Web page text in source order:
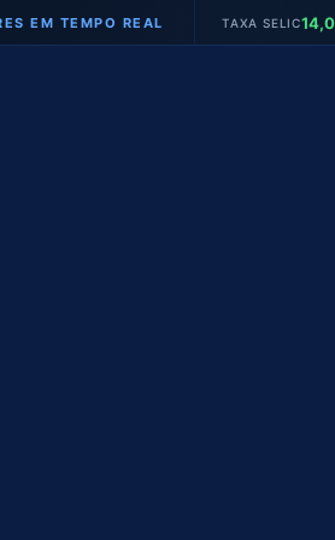
TEMPO REAL TAXA SELIC14,00%a.a.